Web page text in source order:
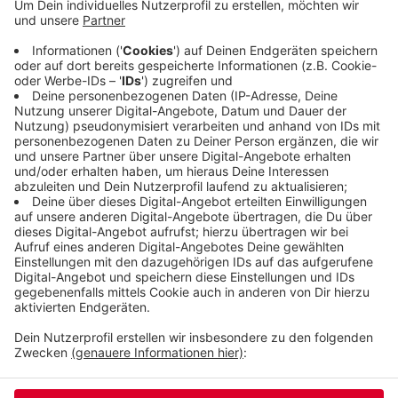
Wortmeldungen, aber keine klare Gefechtslage.
die Wuppertaler Einzelhändler vor zu großer
Konkurrenz zu schützen. Aber offenbar gibt es
auch Händler, die wichtiger finden, den langen
Streit beizulegen.
Veröffentlicht:Dienstag, 24.09.2019 06:22
Anzeige
Anzeige